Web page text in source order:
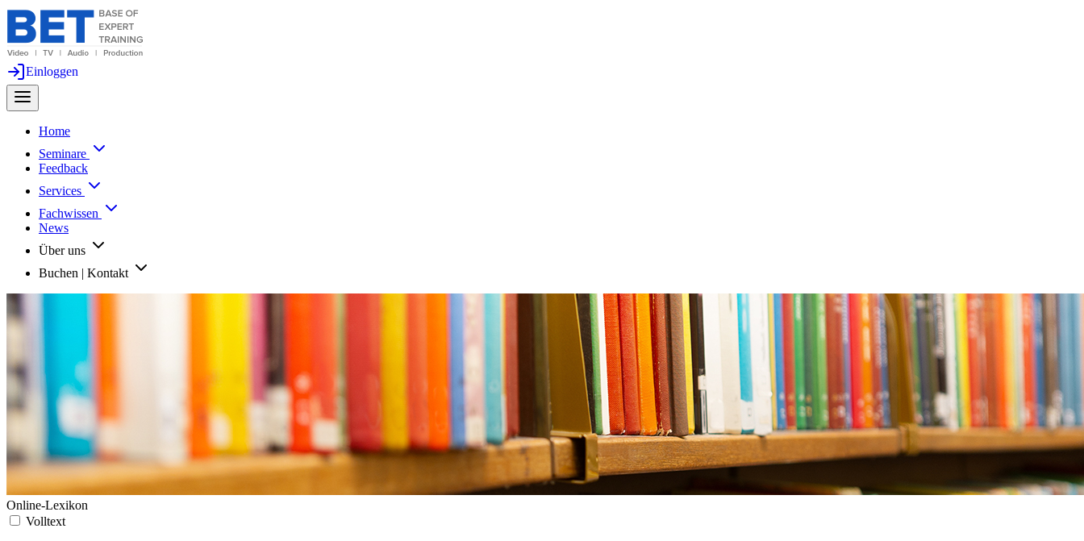
Einloggen
Home
Seminare
Feedback
Services
Fachwissen
News
Über uns
Buchen | Kontakt
Online-Lexikon
Volltext